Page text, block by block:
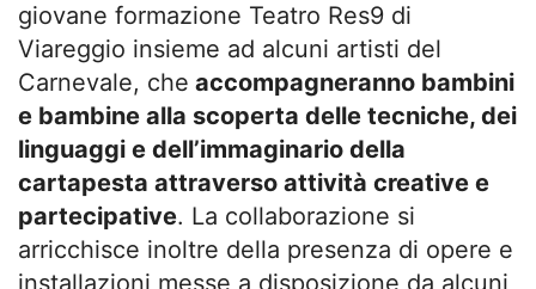
giovane formazione Teatro Res9 di
Viareggio insieme ad alcuni artisti del
Carnevale, che accompagneranno bambini
e bambine alla scoperta delle tecniche, dei
linguaggi e dell’immaginario della
cartapesta attraverso attività creative e
partecipative. La collaborazione si
arricchisce inoltre della presenza di opere e
installazioni messe a disposizione da alcuni